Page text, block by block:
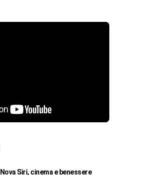
Nova Siri, cinema e benessere